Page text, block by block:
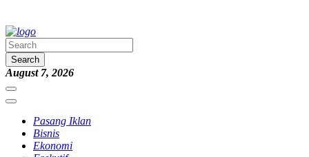
Search
August 7, 2026
Pasang Iklan
Bisnis
Ekonomi